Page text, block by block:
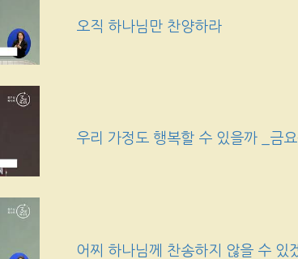
오직 하나님만 찬양하라
우리 가정도 행복할 수 있을까 _금
어찌 하나님께 찬송하지 않을 수 있